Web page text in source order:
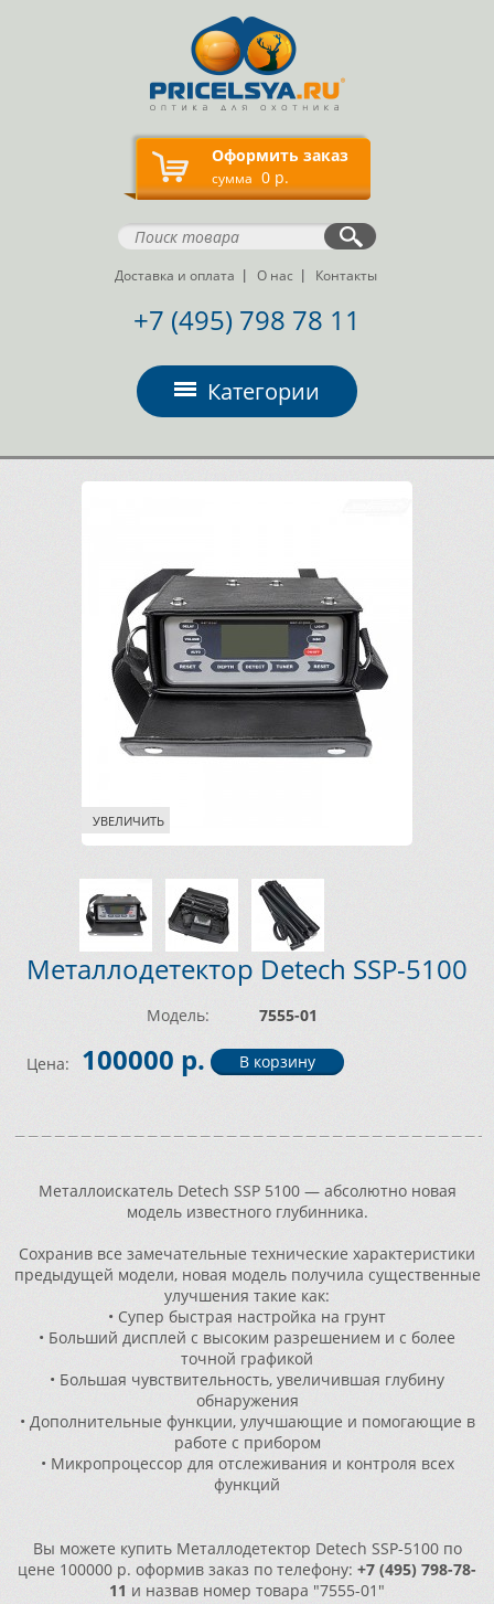
Оформить заказ
сумма 0 р.
Доставка и оплата О нас Контакты
+7 (495) 798 78 11
Категории
УВЕЛИЧИТЬ
Металлодетектор Detech SSP-5100
Модель: 7555-01
Цена: 100000 р.
Металлоискатель Detech SSP 5100 — абсолютно новая
модель известного глубинника.
Сохранив все замечательные технические характеристики
предыдущей модели, новая модель получила существенные
улучшения такие как:
• Супер быстрая настройка на грунт
• Больший дисплей с высоким разрешением и с более
точной графикой
• Большая чувствительность, увеличившая глубину
обнаружения
• Дополнительные функции, улучшающие и помогающие в
работе с прибором
• Микропроцессор для отслеживания и контроля всех
функций
Вы можете купить Металлодетектор Detech SSP-5100 по
цене 100000 р. оформив заказ по телефону: +7 (495) 798-78-
11 и назвав номер товара "7555-01"